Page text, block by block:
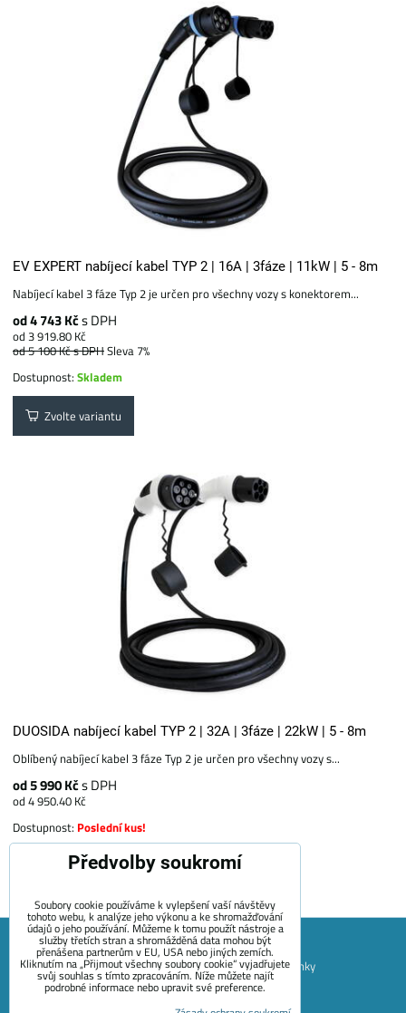
EV EXPERT nabíjecí kabel TYP 2 | 16A | 3fáze | 11kW | 5 - 8m
Nabíjecí kabel 3 fáze Typ 2 je určen pro všechny vozy s konektorem...
od 4 743 Kčs DPH
od 3 919.80 Kč
od 5 100 Kčs DPHSleva 7%
Dostupnost:Skladem
Zvolte variantu
DUOSIDA nabíjecí kabel TYP 2 | 32A | 3fáze | 22kW | 5 - 8m
Oblíbený nabíjecí kabel 3 fáze Typ 2 je určen pro všechny vozy s...
od 5 990 Kčs DPH
od 4 950.40 Kč
Dostupnost: Poslední kus!
Zvolte variantu
Mapa Stránek Obchodní podmínky
Platební podmínky
Záruční podmínky EVECUBE
Doprava a vrácení zboží
Předvolby soukromí
Soubory cookie používáme k vylepšení vaší návštěvy
tohoto webu, k analýze jeho výkonu a ke shromažďování
údajů o jeho používání. Můžeme k tomu použít nástroje a
služby třetích stran a shromážděná data mohou být
přenášena partnerům v EU, USA nebo jiných zemích.
Kliknutím na „Přijmout všechny soubory cookie“ vyjadřujete
svůj souhlas s tímto zpracováním. Níže můžete najít
podrobné informace nebo upravit své preference.